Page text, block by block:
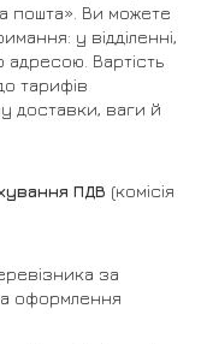
пошта». Ви можете
у відділенні,
Вартість
тарифів
доставки, ваги й
ПДВ (комісія
за
оформлення